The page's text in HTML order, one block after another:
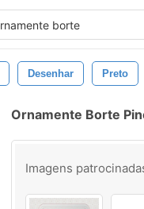
Desenhar Preto
Ornamente Borte
Imagens